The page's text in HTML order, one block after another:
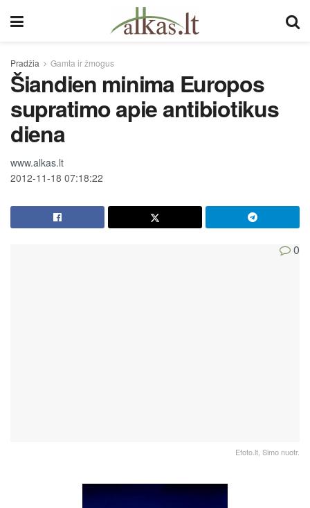
Pradžia Gamta ir žmogus
Šiandien minima Europos
supratimo apie antibiotikus
diena
www.alkas.lt
2012-11-18 07:18:22
0
Efoto.lt, Simo nuotr.